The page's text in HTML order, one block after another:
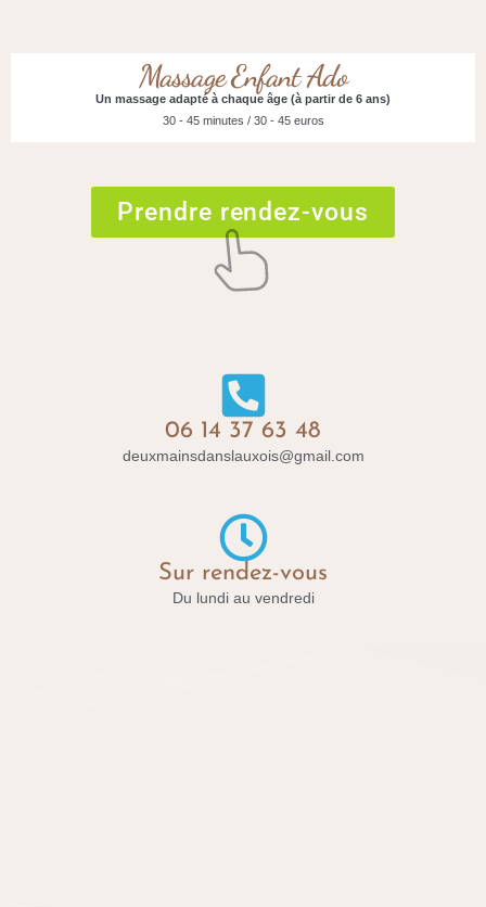
Massage Enfant Ado
Un massage adapté à chaque âge (à partir de 6 ans)
30 - 45 minutes / 30 - 45 euros
Prendre rendez-vous
06 14 37 63 48
deuxmainsdanslauxois@gmail.com
Sur rendez-vous
Du lundi au vendredi